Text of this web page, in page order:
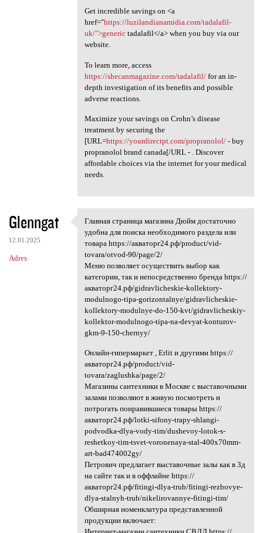
Get incredible savings on <a
href="https://luzilandianamidia.com/tadalafil-
uk/">generictadalafil</a> when you buy via our
website.
To learn more, access
https://shecanmagazine.com/tadalafil/for an in-
depth investigation of its benefits and possible
adverse reactions.
Maximize your savings on Crohn’s disease
treatment by securing the
[URL=https://yourdirectpt.com/propranolol/- buy
propranolol brand canada[/URL - . Discover
affordable choices via the internet for your medical
needs.
Glenngat
12.01.2025
Adres
Главная страница магазина
Главная страница магазина Дюйм достаточно
удобна для поиска необходимого раздела или
товара https://акваторг24.рф/product/vid-
tovara/otvod-90/page/2/
Меню позволяет осуществить выбор как
категории, так и непосредственно бренда https://
акваторг24.рф/gidravlicheskie-kollektory-
modulnogo-tipa-gorizontalnye/gidravlicheskie-
kollektory-modulnye-do-150-kvt/gidravlicheskiy-
kollektor-modulnogo-tipa-na-devyat-konturov-
gkm-9-150-chernyy/
Онлайн-гипермаркет , Erlit и другими https://
акваторг24.рф/product/vid-
tovara/zaglushka/page/2/
Магазины сантехники в Москве с выставочными
залами позволяют в живую посмотреть и
потрогать понравившиеся товары https://
акваторг24.рф/lotki-sifony-trapy-shlangi-
podvodka-dlya-vody-tim/dushevoy-lotok-s-
reshetkoy-tim-tsvet-voronenaya-stal-400x70mm-
art-bad474002gy/
Петрович предлагает выставочные залы как в 3д
на сайте так и в оффлайне https://
акваторг24.рф/fitingi-dlya-trub/fitingi-rezbovye-
dlya-stalnyh-trub/nikelirovannye-fitingi-tim/
Обширная номенклатура представленной
продукции включает: